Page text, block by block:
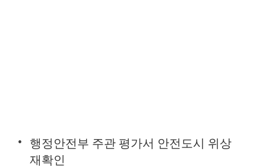
행정안전부 주관 평가서 안전도시 위상
재확인